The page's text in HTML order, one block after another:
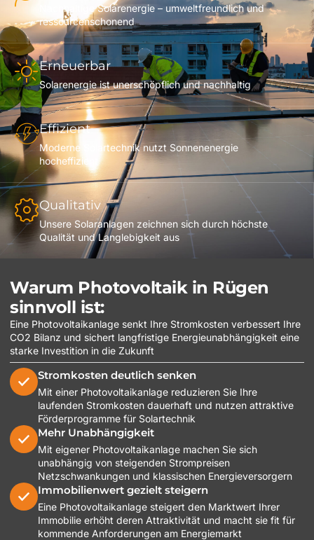
Nachhaltige Solarenergie – umweltfreundlich und
ressourcenschonend
Erneuerbar
Solarenergie ist unerschöpflich und nachhaltig
Effizient
Moderne Solartechnik nutzt Sonnenenergie
hocheffizient
Qualitativ
Unsere Solaranlagen zeichnen sich durch höchste
Qualität und Langlebigkeit aus
Warum Photovoltaik in Rügen
sinnvoll ist:
Eine Photovoltaikanlage senkt Ihre Stromkosten verbessert Ihre
CO2 Bilanz und sichert langfristige Energieunabhängigkeit eine
starke Investition in die Zukunft
Stromkosten deutlich senken
Mit einer Photovoltaikanlage reduzieren Sie Ihre
laufenden Stromkosten dauerhaft und nutzen attraktive
Förderprogramme für Solartechnik
Mehr Unabhängigkeit
Mit eigener Photovoltaikanlage machen Sie sich
unabhängig von steigenden Strompreisen
Netzschwankungen und klassischen Energieversorgern
Immobilienwert gezielt steigern
Eine Photovoltaikanlage steigert den Marktwert Ihrer
Immobilie erhöht deren Attraktivität und macht sie fit für
kommende Anforderungen am Energiemarkt